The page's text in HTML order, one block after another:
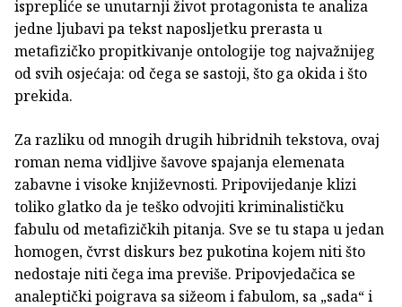
isprepliće se unutarnji život protagonista te analiza
jedne ljubavi pa tekst naposljetku prerasta u
metafizičko propitkivanje ontologije tog najvažnijeg
od svih osjećaja: od čega se sastoji, što ga okida i što
prekida.
Za razliku od mnogih drugih hibridnih tekstova, ovaj
roman nema vidljive šavove spajanja elemenata
zabavne i visoke književnosti. Pripovijedanje klizi
toliko glatko da je teško odvojiti kriminalističku
fabulu od metafizičkih pitanja. Sve se tu stapa u jedan
homogen, čvrst diskurs bez pukotina kojem niti što
nedostaje niti čega ima previše. Pripovjedačica se
analeptički poigrava sa sižeom i fabulom, sa „sada“ i